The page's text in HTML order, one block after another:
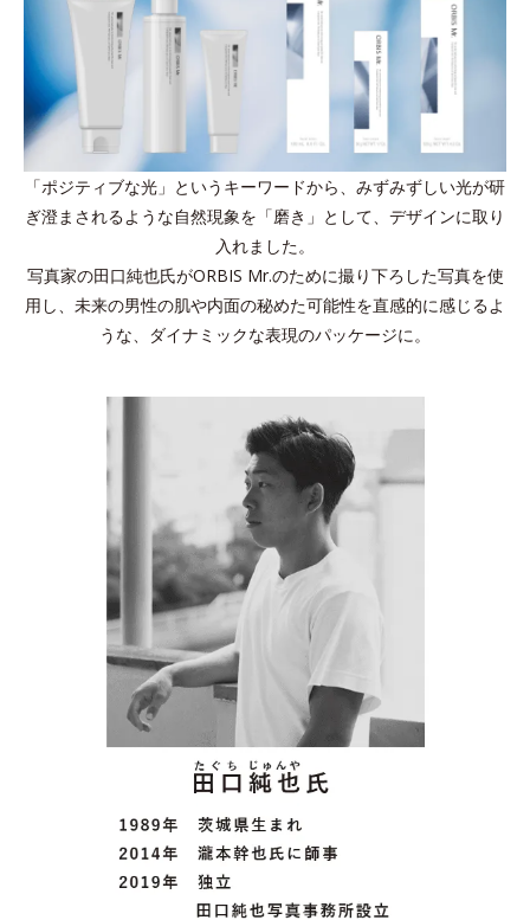
「ポジティブな光」というキーワードから、みずみずしい光が研
ぎ澄まされるような自然現象を「磨き」として、デザインに取り
入れました。
写真家の田口純也氏がORBIS Mr.のために撮り下ろした写真を使
用し、未来の男性の肌や内面の秘めた可能性を直感的に感じるよ
うな、ダイナミックな表現のパッケージに。